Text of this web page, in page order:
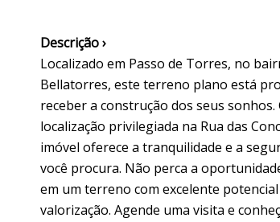
Descrição ›
Localizado em Passo de Torres, no
Bellatorres, este terreno plano está
receber a construção dos seus sonhos.
localização privilegiada na Rua das
imóvel oferece a tranquilidade e a
você procura. Não perca a
em um terreno com excelente potencial
valorização. Agende uma visita e